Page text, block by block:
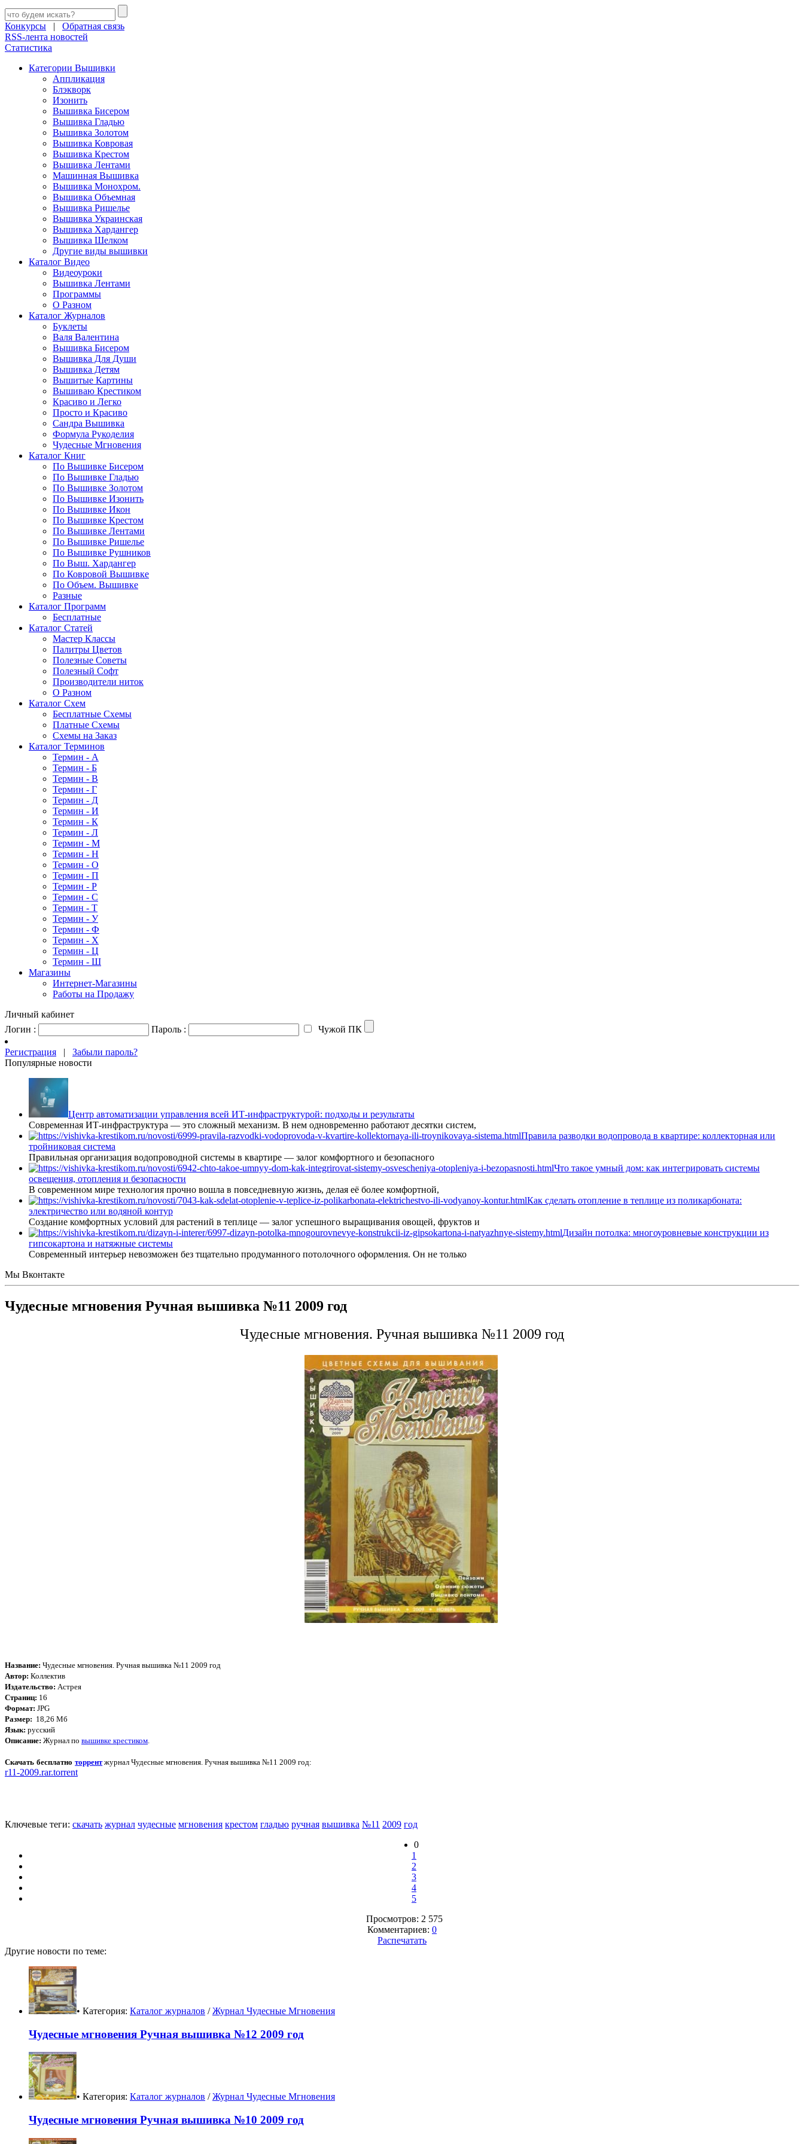
Конкурсы | Обратная связь
RSS-лента новостей
Статистика
Категории Вышивки
Аппликация
Блэкворк
Изонить
Вышивка Бисером
Вышивка Гладью
Вышивка Золотом
Вышивка Ковровая
Вышивка Крестом
Вышивка Лентами
Машинная Вышивка
Вышивка Монохром.
Вышивка Объемная
Вышивка Ришелье
Вышивка Украинская
Вышивка Хардангер
Вышивка Шелком
Другие виды вышивки
Каталог Видео
Видеоуроки
Вышивка Лентами
Программы
О Разном
Каталог Журналов
Буклеты
Валя Валентина
Вышивка Бисером
Вышивка Для Души
Вышивка Детям
Вышитые Картины
Вышиваю Крестиком
Красиво и Легко
Просто и Красиво
Сандра Вышивка
Формула Рукоделия
Чудесные Мгновения
Каталог Книг
По Вышивке Бисером
По Вышивке Гладью
По Вышивке Золотом
По Вышивке Изонить
По Вышивке Икон
По Вышивке Крестом
По Вышивке Лентами
По Вышивке Ришелье
По Вышивке Рушников
По Выш. Хардангер
По Ковровой Вышивке
По Объем. Вышивке
Разные
Каталог Программ
Бесплатные
Каталог Статей
Мастер Классы
Палитры Цветов
Полезные Советы
Полезный Софт
Производители ниток
О Разном
Каталог Схем
Бесплатные Схемы
Платные Схемы
Схемы на Заказ
Каталог Терминов
Термин - А
Термин - Б
Термин - В
Термин - Г
Термин - Д
Термин - И
Термин - К
Термин - Л
Термин - М
Термин - Н
Термин - О
Термин - П
Термин - Р
Термин - С
Термин - Т
Термин - У
Термин - Ф
Термин - Х
Термин - Ц
Термин - Ш
Магазины
Интернет-Магазины
Работы на Продажу
Личный кабинет
Логин :
Пароль : Чужой ПК
Регистрация | Забыли пароль?
Популярные новости
Центр автоматизации управления всей ИТ-инфраструктурой: подходы и результаты
Современная ИТ-инфраструктура — это сложный механизм. В нем одновременно работают десятки систем,
Правила разводки водопровода в квартире: коллекторная или
тройниковая система
Правильная организация водопроводной системы в квартире — залог комфортного и безопасного
Что такое умный дом: как интегрировать системы
освещения, отопления и безопасности
В современном мире технология прочно вошла в повседневную жизнь, делая её более комфортной,
Как сделать отопление в теплице из поликарбоната:
электричество или водяной контур
Создание комфортных условий для растений в теплице — залог успешного выращивания овощей, фруктов и
Дизайн потолка: многоуровневые конструкции из
гипсокартона и натяжные системы
Современный интерьер невозможен без тщательно продуманного потолочного оформления. Он не только
Мы Вконтакте
Чудесные мгновения Ручная вышивка №11 2009 год
Чудесные мгновения. Ручная вышивка №11 2009 год
Название: Чудесные мгновения. Ручная вышивка №11 2009 год
Автор: Коллектив
Издательство: Астрея
Страниц: 16
Формат: JPG
Размер: 18,26 Мб
Язык: русский
Описание: Журнал по вышивке крестиком
Скачать бесплатноторрентжурнал Чудесные мгновения. Ручная вышивка №11 2009 год:
r11-2009.rar.torrent
Ключевые теги: скачать журнал чудесные мгновения крестом гладью ручная вышивка №11 2009 год
0
1
2
3
4
5
Просмотров: 2 575
Комментариев: 0
Распечатать
Другие новости по теме:
• Категория: Каталог журналов /Журнал Чудесные Мгновения
Чудесные мгновения Ручная вышивка №12 2009 год
• Категория: Каталог журналов /Журнал Чудесные Мгновения
Чудесные мгновения Ручная вышивка №10 2009 год